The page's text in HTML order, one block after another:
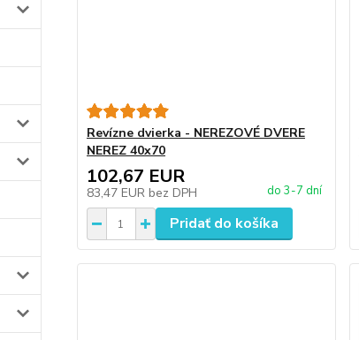
Revízne dvierka - NEREZOVÉ DVERE
NEREZ 40x70
102,67 EUR
83,47 EUR bez DPH do 3-7 dní
Pridať do košíka